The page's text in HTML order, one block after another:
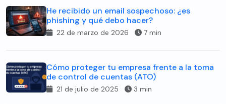
He recibido un email sospechoso: ¿es
phishing y qué debo hacer?
22 de marzo de 2026 7 min
Cómo proteger tu empresa frente a la toma
de control de cuentas (ATO)
21 de julio de 2025 3 min